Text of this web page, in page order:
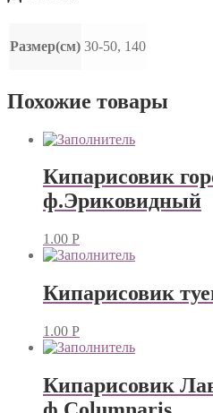
Размер(см) 30-50, 140
Похожие товары
Кипарисовик
ф.Эриковидный
1.00 Р
Кипарисовик
1.00 Р
Кипарисовик